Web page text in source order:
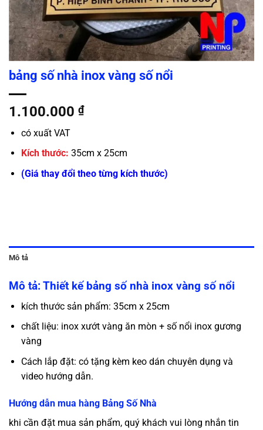
bảng số nhà inox vàng số nổi
1.100.000 ₫
có xuất VAT
Kích thước: 35cm x 25cm
(Giá thay đổi theo từng kích thước)
Mô tả
Mô tả: Thiết kế bảng số nhà inox vàng số nổi
kích thước sản phẩm: 35cm x 25cm
chất liệu: inox xướt vàng ăn mòn + số nổi inox gương
vàng
Cách lắp đặt: có tặng kèm keo dán chuyên dụng và
video hướng dẫn.
Hướng dẫn mua hàng Bảng Số Nhà
khi cần đặt mua sản phẩm, quý khách vui lòng nhắn tin